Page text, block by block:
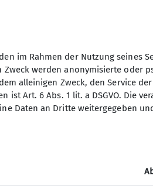
Programm ab 16 Uhr:
im Rahmen der Nutzung seines
werden anonymisierte oder
alleinigen Zweck, den Service
Art. 6 Abs. 1 lit. a DSGVO. Die
Daten an Dritte weitergegeben